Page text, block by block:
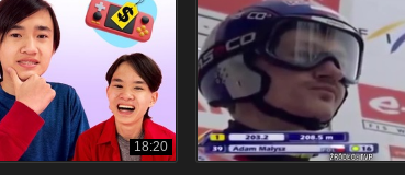
18:20